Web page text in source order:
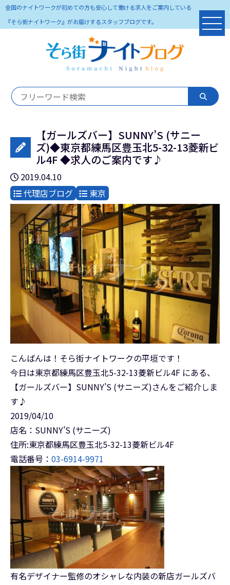
全国のナイトワークが初めての方も安心して働ける求人をご案内している
『そら街ナイトワーク』がお届けするスタッフブログです。
【ガールズバー】SUNNY’S (サニー
ズ)◆東京都練馬区豊玉北5-32-13菱新ビ
ル4F ◆求人のご案内です♪
2019.04.10
代理店ブログ
東京
こんばんは！そら街ナイトワークの平垣です！
今日は東京都練馬区豊玉北5-32-13菱新ビル4F にある、
【ガールズバー】SUNNY’S (サニーズ)さんをご紹介しま
す♪
2019/04/10
店名：SUNNY’S (サニーズ)
住所:東京都練馬区豊玉北5-32-13菱新ビル4F
電話番号： 03-6914-9971
有名デザイナー監修のオシャレな内装の新店ガールズバ